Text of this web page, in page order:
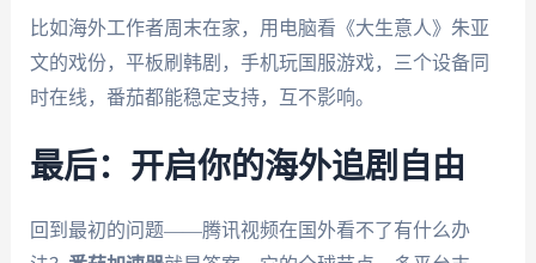
比如海外工作者周末在家，用电脑看《大生意人》朱亚
文的戏份，平板刷韩剧，手机玩国服游戏，三个设备同
时在线，番茄都能稳定支持，互不影响。
最后：开启你的海外追剧自由
回到最初的问题——腾讯视频在国外看不了有什么办